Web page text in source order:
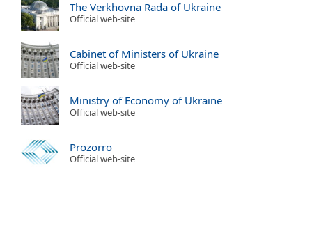
The Verkhovna Rada of Ukraine
Official web-site
Cabinet of Ministers of Ukraine
Official web-site
Ministry of Economy of Ukraine
Official web-site
Prozorro
Official web-site